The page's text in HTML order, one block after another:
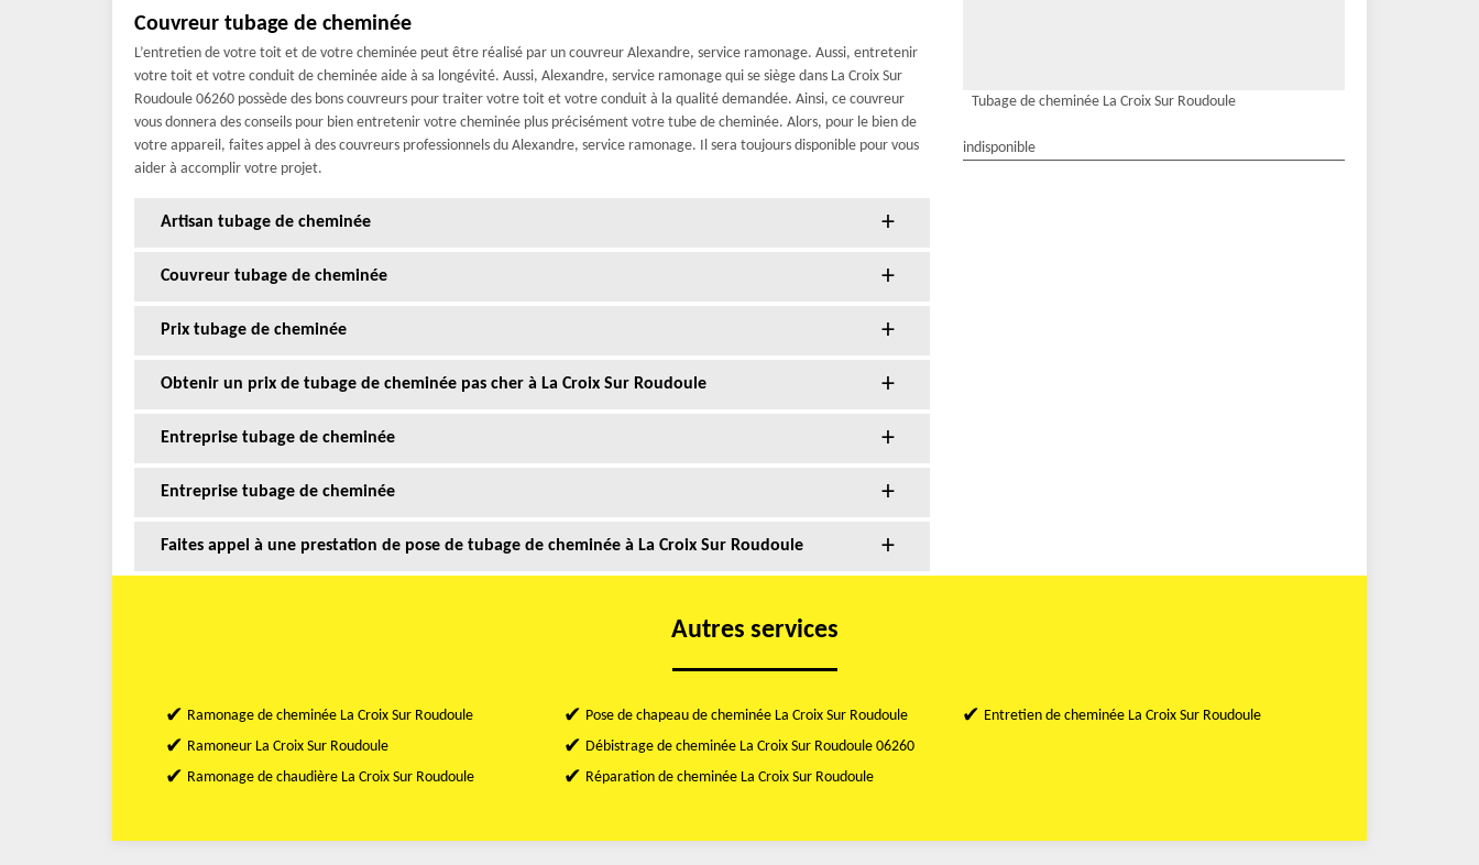
Couvreur tubage de cheminée
L’entretien de votre toit et de votre cheminée peut être réalisé par un couvreur Alexandre, service ramonage. Aussi, entretenir
votre toit et votre conduit de cheminée aide à sa longévité. Aussi, Alexandre, service ramonage qui se siège dans La Croix Sur
Roudoule 06260 possède des bons couvreurs pour traiter votre toit et votre conduit à la qualité demandée. Ainsi, ce couvreur
vous donnera des conseils pour bien entretenir votre cheminée plus précisément votre tube de cheminée. Alors, pour le bien de
votre appareil, faites appel à des couvreurs professionnels du Alexandre, service ramonage. Il sera toujours disponible pour vous
aider à accomplir votre projet.
Artisan tubage de cheminée
Couvreur tubage de cheminée
Prix tubage de cheminée
Obtenir un prix de tubage de cheminée pas cher à La Croix Sur Roudoule
Entreprise tubage de cheminée
Entreprise tubage de cheminée
Faites appel à une prestation de pose de tubage de cheminée à La Croix Sur Roudoule
Tubage de cheminée La Croix Sur Roudoule
indisponible
Autres services
Ramonage de cheminée La Croix Sur Roudoule
Ramoneur La Croix Sur Roudoule
Ramonage de chaudière La Croix Sur Roudoule
Pose de chapeau de cheminée La Croix Sur Roudoule
Débistrage de cheminée La Croix Sur Roudoule 06260
Réparation de cheminée La Croix Sur Roudoule
Entretien de cheminée La Croix Sur Roudoule